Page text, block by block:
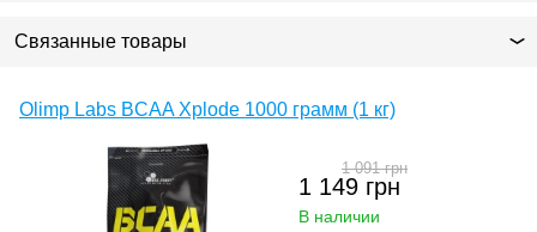
Связанные товары
Olimp Labs BCAA Xplode 1000 грамм (1 кг)
1 149 грн
1 091грн
В наличии